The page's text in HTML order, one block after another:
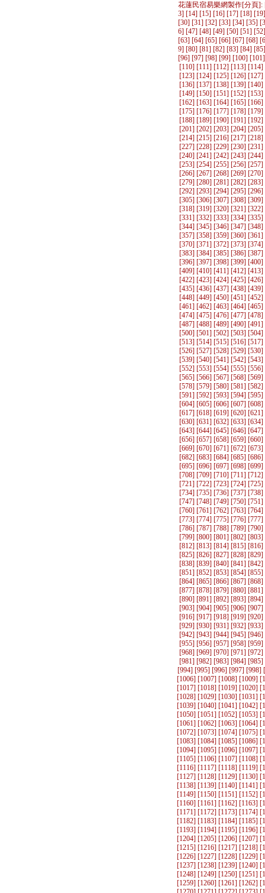
花蓮民宿易樂網製作[分頁]:
3] [14] [15] [16] [17] [18] [19
[30] [31] [32] [33] [34] [35] [
6] [47] [48] [49] [50] [51] [52
[63] [64] [65] [66] [67] [68] [
9] [80] [81] [82] [83] [84] [85
[96] [97] [98] [99] [100] [101
[110] [111] [112] [113] [114]
[123] [124] [125] [126] [127]
[136] [137] [138] [139] [140]
[149] [150] [151] [152] [153]
[162] [163] [164] [165] [166]
[175] [176] [177] [178] [179]
[188] [189] [190] [191] [192]
[201] [202] [203] [204] [205]
[214] [215] [216] [217] [218]
[227] [228] [229] [230] [231]
[240] [241] [242] [243] [244]
[253] [254] [255] [256] [257]
[266] [267] [268] [269] [270]
[279] [280] [281] [282] [283]
[292] [293] [294] [295] [296]
[305] [306] [307] [308] [309]
[318] [319] [320] [321] [322]
[331] [332] [333] [334] [335]
[344] [345] [346] [347] [348]
[357] [358] [359] [360] [361]
[370] [371] [372] [373] [374]
[383] [384] [385] [386] [387]
[396] [397] [398] [399] [400]
[409] [410] [411] [412] [413]
[422] [423] [424] [425] [426]
[435] [436] [437] [438] [439]
[448] [449] [450] [451] [452]
[461] [462] [463] [464] [465]
[474] [475] [476] [477] [478]
[487] [488] [489] [490] [491]
[500] [501] [502] [503] [504]
[513] [514] [515] [516] [517]
[526] [527] [528] [529] [530]
[539] [540] [541] [542] [543]
[552] [553] [554] [555] [556]
[565] [566] [567] [568] [569]
[578] [579] [580] [581] [582]
[591] [592] [593] [594] [595]
[604] [605] [606] [607] [608]
[617] [618] [619] [620] [621]
[630] [631] [632] [633] [634]
[643] [644] [645] [646] [647]
[656] [657] [658] [659] [660]
[669] [670] [671] [672] [673]
[682] [683] [684] [685] [686]
[695] [696] [697] [698] [699]
[708] [709] [710] [711] [712]
[721] [722] [723] [724] [725]
[734] [735] [736] [737] [738]
[747] [748] [749] [750] [751]
[760] [761] [762] [763] [764]
[773] [774] [775] [776] [777]
[786] [787] [788] [789] [790]
[799] [800] [801] [802] [803]
[812] [813] [814] [815] [816]
[825] [826] [827] [828] [829]
[838] [839] [840] [841] [842]
[851] [852] [853] [854] [855]
[864] [865] [866] [867] [868]
[877] [878] [879] [880] [881]
[890] [891] [892] [893] [894]
[903] [904] [905] [906] [907]
[916] [917] [918] [919] [920]
[929] [930] [931] [932] [933]
[942] [943] [944] [945] [946]
[955] [956] [957] [958] [959]
[968] [969] [970] [971] [972]
[981] [982] [983] [984] [985]
[994] [995] [996] [997] [998] [
[1006] [1007] [1008] [1009] [
[1017] [1018] [1019] [1020] [
[1028] [1029] [1030] [1031] [
[1039] [1040] [1041] [1042] [
[1050] [1051] [1052] [1053] [
[1061] [1062] [1063] [1064] [
[1072] [1073] [1074] [1075] [
[1083] [1084] [1085] [1086] [
[1094] [1095] [1096] [1097] [
[1105] [1106] [1107] [1108] [
[1116] [1117] [1118] [1119] [
[1127] [1128] [1129] [1130] [
[1138] [1139] [1140] [1141] [
[1149] [1150] [1151] [1152] [
[1160] [1161] [1162] [1163] [
[1171] [1172] [1173] [1174] [
[1182] [1183] [1184] [1185] [
[1193] [1194] [1195] [1196] [
[1204] [1205] [1206] [1207] [
[1215] [1216] [1217] [1218] [
[1226] [1227] [1228] [1229] [
[1237] [1238] [1239] [1240] [
[1248] [1249] [1250] [1251] [
[1259] [1260] [1261] [1262] [